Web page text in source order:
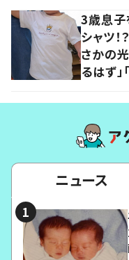
3歳息子
シャツ
さかの
るはず」
ニュース